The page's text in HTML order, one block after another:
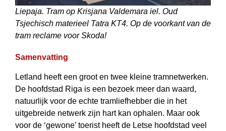
Liepaja. Tram op Krisjana Valdemara iel. Oud
Tsjechisch materieel Tatra KT4. Op de voorkant van de
tram reclame voor Skoda!
Samenvatting
Letland heeft een groot en twee kleine tramnetwerken.
De hoofdstad Riga is een bezoek meer dan waard,
natuurlijk voor de echte tramliefhebber die in het
uitgebreide netwerk zijn hart kan ophalen. Maar ook
voor de ‘gewone’ toerist heeft de Letse hoofdstad veel